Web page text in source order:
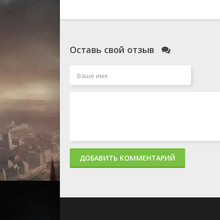
Оставь свой отзыв
ДОБАВИТЬ КОММЕНТАРИЙ